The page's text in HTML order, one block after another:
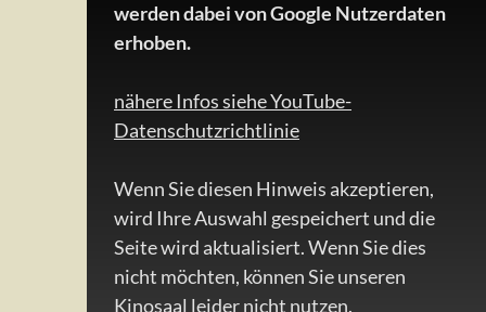
werden dabei von Google Nutzerdaten
erhoben.
nähere Infos siehe YouTube-
Datenschutzrichtlinie
Wenn Sie diesen Hinweis akzeptieren,
wird Ihre Auswahl gespeichert und die
Seite wird aktualisiert. Wenn Sie dies
nicht möchten, können Sie unseren
Kinosaal leider nicht nutzen.